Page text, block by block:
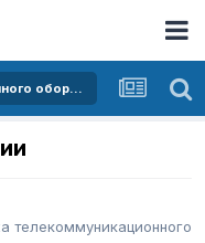
Покупка и продажа телекоммуникационного оборудования
телекоммуникационного